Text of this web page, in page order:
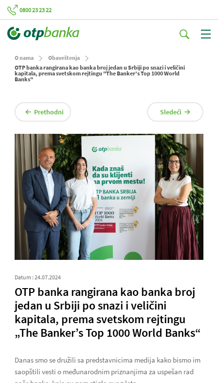
0800 23 23 22
O nama
Obaveštenja
OTP banka rangirana kao banka broj jedan u Srbiji po snazi i veličini
kapitala, prema svetskom rejtingu "The Banker’s Top 1000 World
Banks"
Prethodni Sledeći
Datum : 24.07.2024
OTP banka rangirana kao banka broj
jedan u Srbiji po snazi i veličini
kapitala, prema svetskom rejtingu
„The Banker’s Top 1000 World Banks“
Danas smo se družili sa predstavnicima medija kako bismo im
saopštili vesti o međunarodnim priznanjima za uspešan rad